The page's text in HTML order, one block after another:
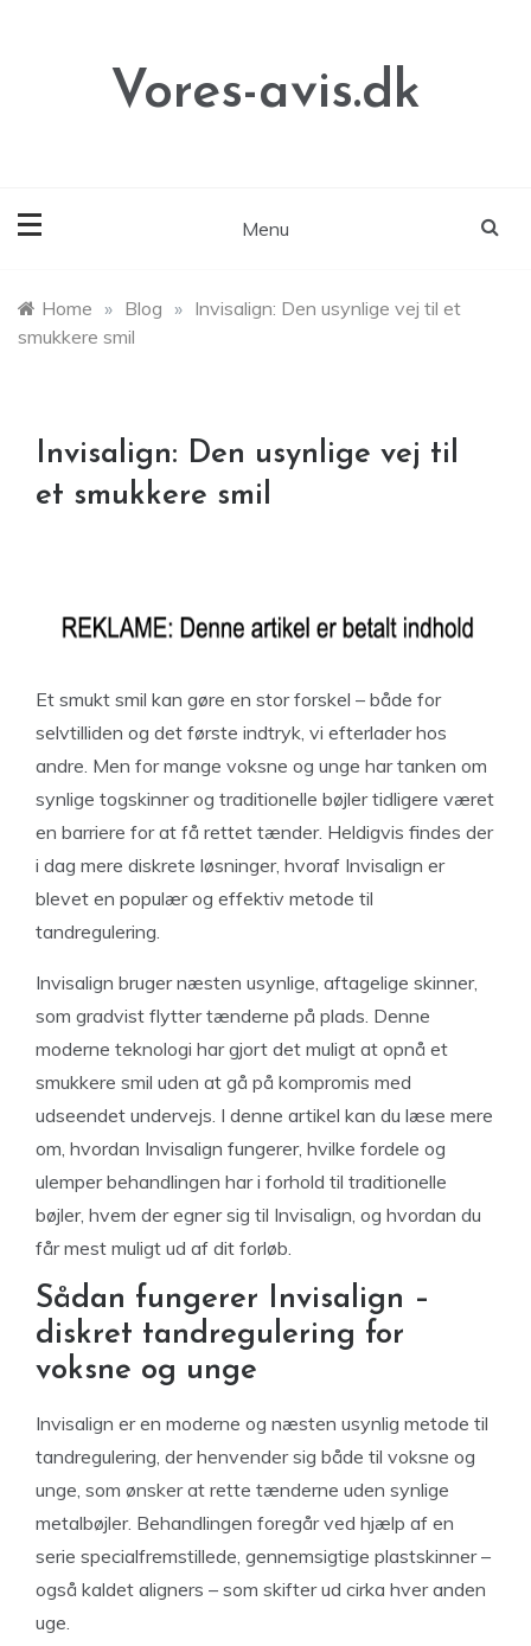
Vores-avis.dk
Menu
Home » Blog » Invisalign: Den usynlige vej til et
smukkere smil
Invisalign: Den usynlige vej til
et smukkere smil
Et smukt smil kan gøre en stor forskel – både for
selvtilliden og det første indtryk, vi efterlader hos
andre. Men for mange voksne og unge har tanken om
synlige togskinner og traditionelle bøjler tidligere været
en barriere for at få rettet tænder. Heldigvis findes der
i dag mere diskrete løsninger, hvoraf Invisalign er
blevet en populær og effektiv metode til
tandregulering.
Invisalign bruger næsten usynlige, aftagelige skinner,
som gradvist flytter tænderne på plads. Denne
moderne teknologi har gjort det muligt at opnå et
smukkere smil uden at gå på kompromis med
udseendet undervejs. I denne artikel kan du læse mere
om, hvordan Invisalign fungerer, hvilke fordele og
ulemper behandlingen har i forhold til traditionelle
bøjler, hvem der egner sig til Invisalign, og hvordan du
får mest muligt ud af dit forløb.
Sådan fungerer Invisalign –
diskret tandregulering for
voksne og unge
Invisalign er en moderne og næsten usynlig metode til
tandregulering, der henvender sig både til voksne og
unge, som ønsker at rette tænderne uden synlige
metalbøjler. Behandlingen foregår ved hjælp af en
serie specialfremstillede, gennemsigtige plastskinner –
også kaldet aligners – som skifter ud cirka hver anden
uge.